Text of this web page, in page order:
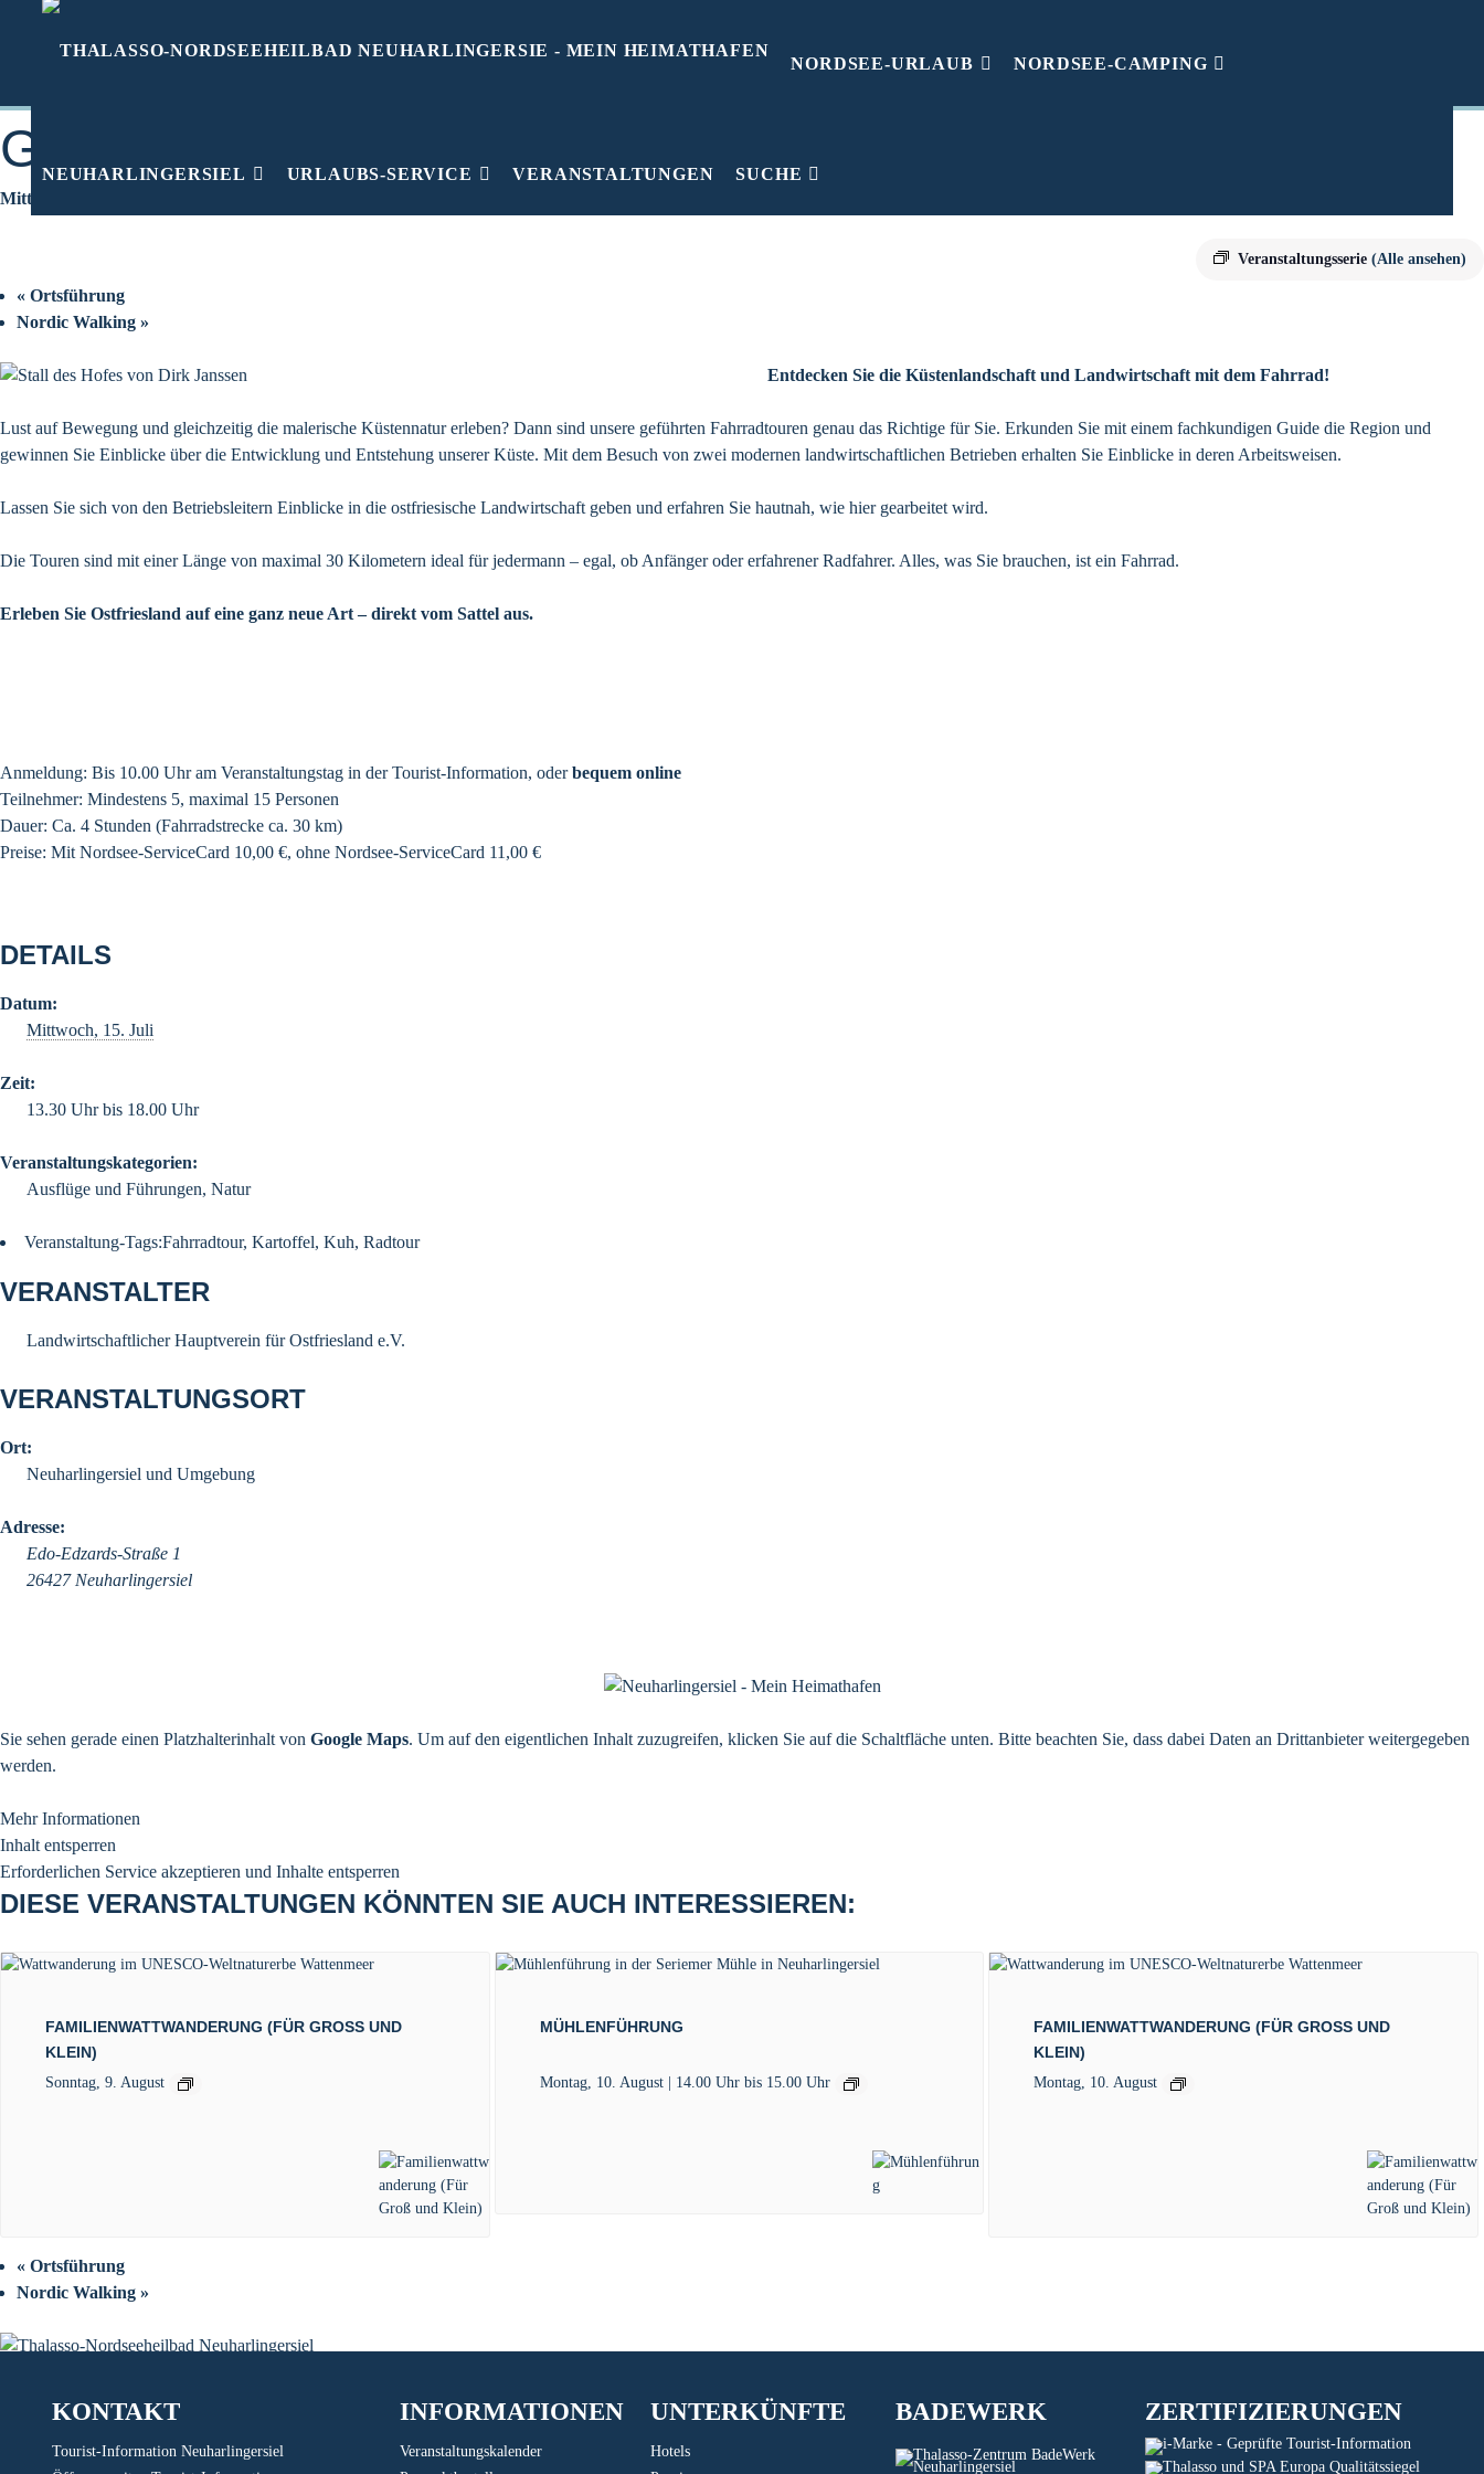
NORDSEE-URLAUB NORDSEE-CAMPING
NEUHARLINGERSIEL URLAUBS-SERVICE VERANSTALTUNGEN SUCHE
📅 Übersicht aller Veranstaltungen in Neuharlingersiel
Geführte Fahrradtour zu Kartoffel und Kuh
Mittwoch, 15. Juli | 13.30 Uhr
Veranstaltungsserie (Alle ansehen)
« Ortsführung
Nordic Walking »
Entdecken Sie die Küstenlandschaft und Landwirtschaft mit dem Fahrrad!
Lust auf Bewegung und gleichzeitig die malerische Küstennatur erleben? Dann sind unsere geführten Fahrradtouren genau das Richtige für Sie. Erkunden Sie mit einem fachkundigen Guide die Region und
gewinnen Sie Einblicke über die Entwicklung und Entstehung unserer Küste. Mit dem Besuch von zwei modernen landwirtschaftlichen Betrieben erhalten Sie Einblicke in deren Arbeitsweisen.
Lassen Sie sich von den Betriebsleitern Einblicke in die ostfriesische Landwirtschaft geben und erfahren Sie hautnah, wie hier gearbeitet wird.
Die Touren sind mit einer Länge von maximal 30 Kilometern ideal für jedermann – egal, ob Anfänger oder erfahrener Radfahrer. Alles, was Sie brauchen, ist ein Fahrrad.
Erleben Sie Ostfriesland auf eine ganz neue Art – direkt vom Sattel aus.
Anmeldung: Bis 10.00 Uhr am Veranstaltungstag in der Tourist-Information, oderbequem online
Teilnehmer: Mindestens 5, maximal 15 Personen
Dauer: Ca. 4 Stunden (Fahrradstrecke ca. 30 km)
Preise: Mit Nordsee-ServiceCard 10,00 €, ohne Nordsee-ServiceCard 11,00 €
DETAILS
Datum:
Mittwoch, 15. Juli
Zeit:
13.30 Uhr bis 18.00 Uhr
Veranstaltungskategorien:
Ausflüge und Führungen, Natur
Veranstaltung-Tags:Fahrradtour, Kartoffel, Kuh, Radtour
VERANSTALTER
Landwirtschaftlicher Hauptverein für Ostfriesland e.V.
VERANSTALTUNGSORT
Ort:
Neuharlingersiel und Umgebung
Adresse:
Edo-Edzards-Straße 1
26427 Neuharlingersiel
Sie sehen gerade einen Platzhalterinhalt von Google Maps. Um auf den eigentlichen Inhalt zuzugreifen, klicken Sie auf die Schaltfläche unten. Bitte beachten Sie, dass dabei Daten an Drittanbieter weitergegeben
werden.
Mehr Informationen
Inhalt entsperren
Erforderlichen Service akzeptieren und Inhalte entsperren
DIESE VERANSTALTUNGEN KÖNNTEN SIE AUCH INTERESSIEREN:
FAMILIENWATTWANDERUNG (FÜR GROSS UND K
LEIN)
Sonntag, 9. August
MÜHLENFÜHRUNG
Montag, 10. August | 14.00 Uhrbis 15.00 Uhr
FAMILIENWATTWANDERUNG (FÜR GROSS UND K
LEIN)
Montag, 10. August
« Ortsführung
Nordic Walking »
KONTAKT
Tourist-Information Neuharlingersiel
INFORMATIONEN
Veranstaltungskalender
UNTERKÜNFTE
Hotels
BADEWERK ZERTIFIZIERUNGEN